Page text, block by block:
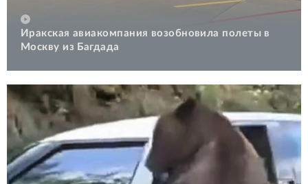
Иракская авиакомпания возобновила полеты в
Москву из Багдада